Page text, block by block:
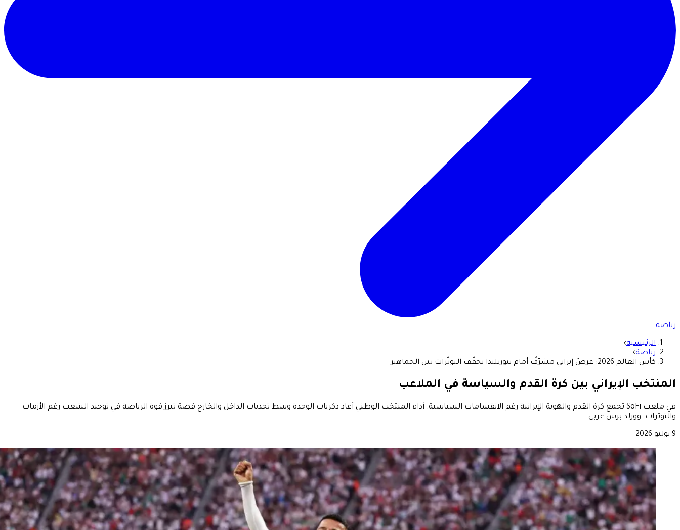
رياضة
الرئيسية›
رياضة›
كأس العالم 2026: عرضٌ إيراني مشرّفٌ أمام نيوزيلندا يخفّف التوتّرات بين الجماهير
المنتخب الإيراني بين كرة القدم والسياسة في الملاعب
في ملعب SoFi تجمع كرة القدم والهوية الإيرانية رغم الانقسامات السياسية. أداء المنتخب الوطني أعاد ذكريات الوحدة وسط تحديات الداخل والخارج قصة تبرز قوة الرياضة في توحيد الشعب رغم الأزمات
والتوترات. وورلد برس عربي
9 يوليو 2026